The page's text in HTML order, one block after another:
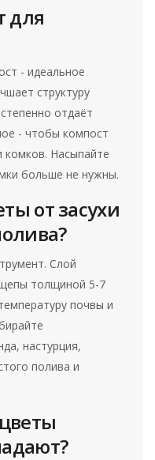
для
- идеальное
структуру
отдаёт
- чтобы компост
комков. Насыпайте
больше не нужны.
от засухи
Слой
толщиной 5-7
почвы и
настурция,
полива и